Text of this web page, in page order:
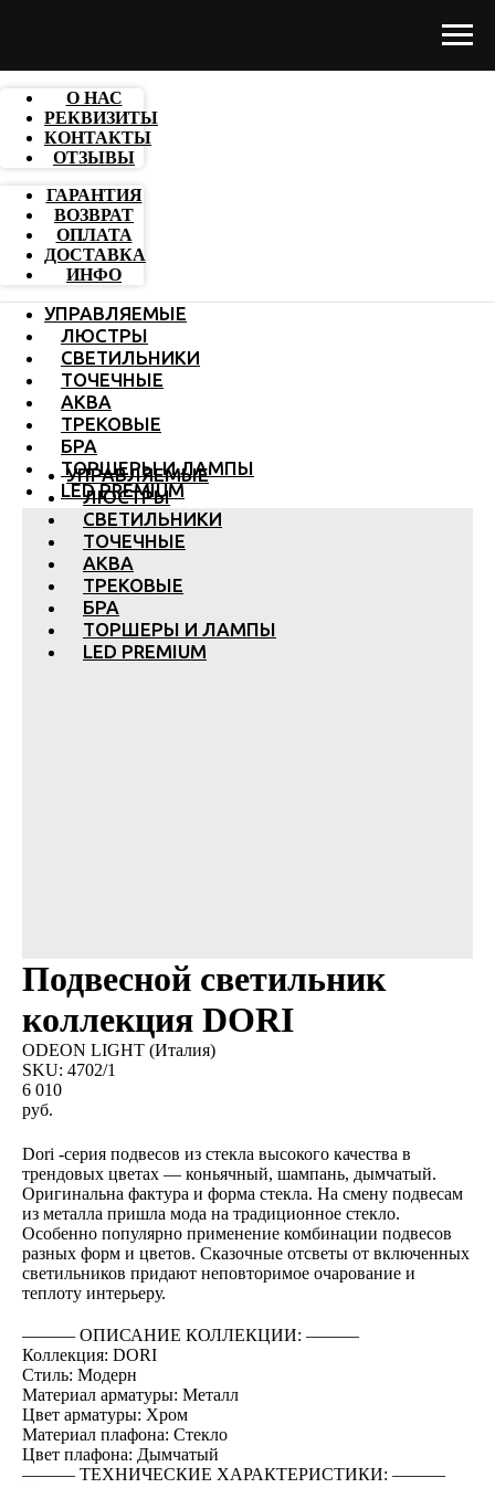
О НАС
РЕКВИЗИТЫ
КОНТАКТЫ
ОТЗЫВЫ
ГАРАНТИЯ
ВОЗВРАТ
ОПЛАТА
ДОСТАВКА
ИНФО
УПРАВЛЯЕМЫЕ
ЛЮСТРЫ
СВЕТИЛЬНИКИ
ТОЧЕЧНЫЕ
АКВА
ТРЕКОВЫЕ
БРА
ТОРШЕРЫ И ЛАМПЫ
LED PREMIUM
УПРАВЛЯЕМЫЕ
ЛЮСТРЫ
СВЕТИЛЬНИКИ
ТОЧЕЧНЫЕ
АКВА
ТРЕКОВЫЕ
БРА
ТОРШЕРЫ И ЛАМПЫ
LED PREMIUM
Подвесной светильник
коллекция DORI
ODEON LIGHT (Италия)
SKU: 4702/1
6 010
руб.
Dori -серия подвесов из стекла высокого качества в
трендовых цветах — коньячный, шампань, дымчатый.
Оригинальна фактура и форма стекла. На смену подвесам
из металла пришла мода на традиционное стекло.
Особенно популярно применение комбинации подвесов
разных форм и цветов. Сказочные отсветы от включенных
светильников придают неповторимое очарование и
теплоту интерьеру.
――― ОПИСАНИЕ КОЛЛЕКЦИИ: ―――
Коллекция: DORI
Стиль: Модерн
Материал арматуры: Металл
Цвет арматуры: Хром
Материал плафона: Стекло
Цвет плафона: Дымчатый
――― ТЕХНИЧЕСКИЕ ХАРАКТЕРИСТИКИ: ―――